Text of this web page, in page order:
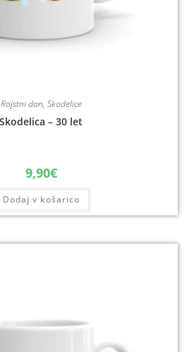
Rojstni dan, Skodelice
Skodelica – 30 let
9,90€
Dodaj v košarico